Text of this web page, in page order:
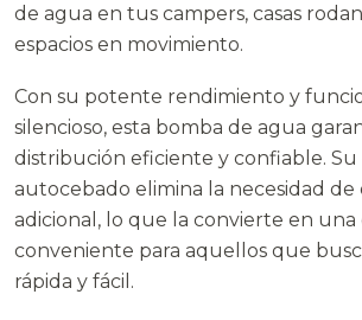
de agua en tus campers, casas
espacios en movimiento.
Con su potente rendimiento y
silencioso, esta bomba de agua
distribución eficiente y confiable. Su
autocebado elimina la necesidad de
adicional, lo que la convierte en una
conveniente para aquellos que
rápida y fácil.